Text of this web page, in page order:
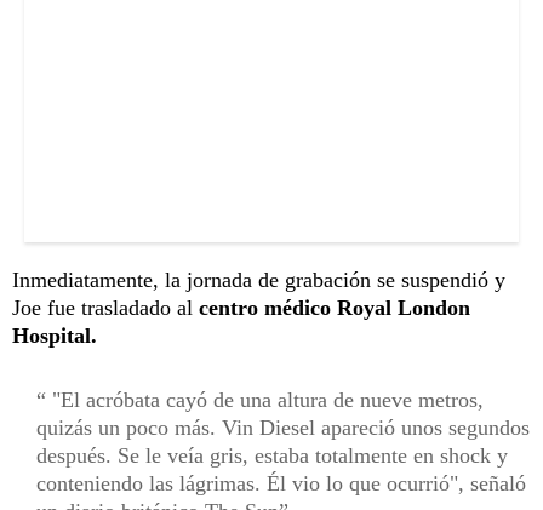
Inmediatamente, la jornada de grabación se suspendió y
Joe fue trasladado al centro médico Royal London
Hospital.
"El acróbata cayó de una altura de nueve metros,
quizás un poco más. Vin Diesel apareció unos segundos
después. Se le veía gris, estaba totalmente en shock y
conteniendo las lágrimas. Él vio lo que ocurrió", señaló